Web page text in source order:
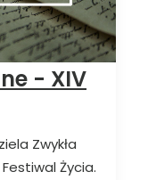
- XIV
Zwykła
Życia.